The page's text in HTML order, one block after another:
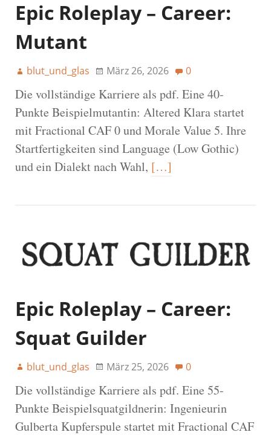
Epic Roleplay – Career:
Mutant
blut_und_glas März 26, 2026 0
Die vollständige Karriere als pdf. Eine 40-
Punkte Beispielmutantin: Altered Klara startet
mit Fractional CAF 0 und Morale Value 5. Ihre
Startfertigkeiten sind Language (Low Gothic)
und ein Dialekt nach Wahl, […]
Epic Roleplay – Career:
Squat Guilder
blut_und_glas März 25, 2026 0
Die vollständige Karriere als pdf. Eine 55-
Punkte Beispielsquatgildnerin: Ingenieurin
Gulberta Kupferspule startet mit Fractional CAF